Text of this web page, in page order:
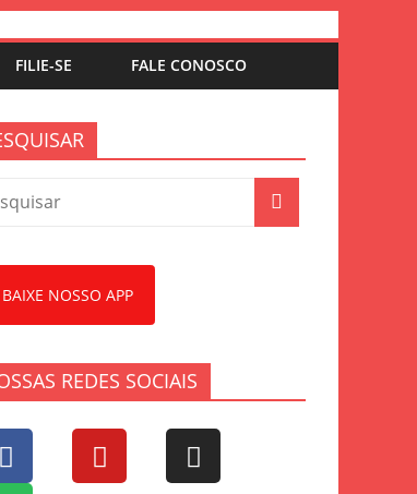
FILIE-SE FALE CONOSCO
BAIXE NOSSO APP
REDES SOCIAIS